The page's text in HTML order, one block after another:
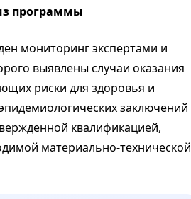
программы
мониторинг экспертами и
выявлены случаи оказания
риски для здоровья и
заключений
квалификацией,
материально-технической